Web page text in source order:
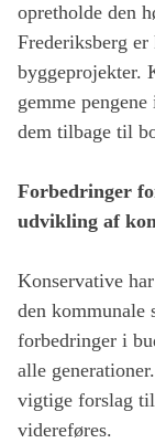
opretholde den
Frederiksberg
byggeprojekter.
gemme
dem tilbage til
Forbedringer
udvikling af
Konservative
den kommunale
forbedringer i
alle
vigtige forslag
videreføres.